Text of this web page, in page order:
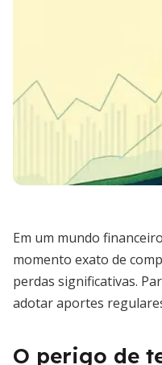
Em um mundo
momento exato de
perdas significativas.
adotar aportes
O perigo de